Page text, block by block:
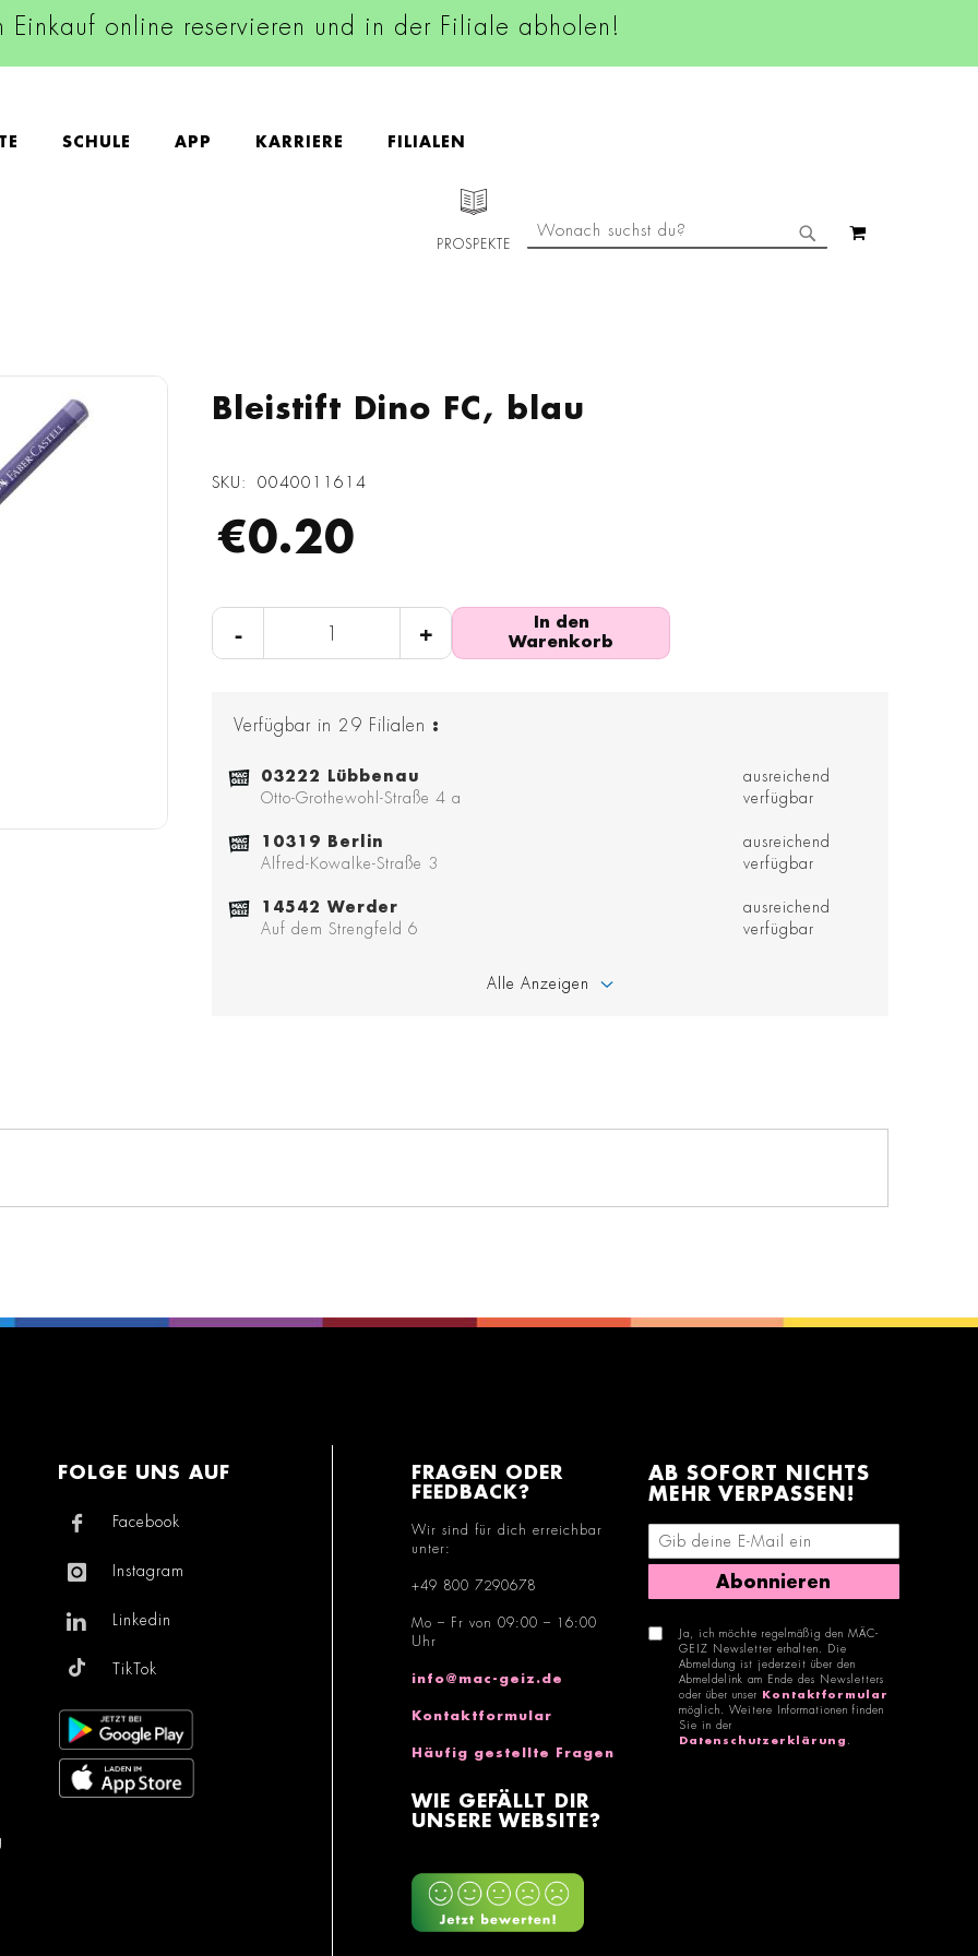
Einkauf online reservieren und in der Filiale abholen!
SCHULE APP KARRIERE FILIALEN
PROSPEKTE
SUCHE
Bleistift Dino FC, blau
SKU 0040011614
€0.20
- +
In den
Warenkorb
Verfügbar in 29 Filialen :
03222 Lübbenau
Otto-Grothewohl-Straße 4 a
ausreichend
verfügbar
10319 Berlin
Alfred-Kowalke-Straße 3
ausreichend
verfügbar
14542 Werder
Auf dem Strengfeld 6
ausreichend
verfügbar
Alle Anzeigen
FOLGE UNS AUF
Facebook
Instagram
Linkedin
TikTok
FRAGEN ODER
FEEDBACK?
Wir sind für dich erreichbar
unter:
+49 800 7290678
Mo – Fr von 09:00 – 16:00
Uhr
info@mac-geiz.de
Kontaktformular
Häufig gestellte Fragen
WIE GEFÄLLT DIR
UNSERE WEBSITE?
AB SOFORT NICHTS
MEHR VERPASSEN!
E-Mail-Adresse eingeben
Abonnieren
Ja, ich möchte regelmäßig den MÄC-
GEIZ Newsletter erhalten. Die
Abmeldung ist jederzeit über den
Abmeldelink am Ende des Newsletters
oder über unser
Kontaktformular
möglich. Weitere Informationen finden
Sie in der
Datenschutzerklärung .